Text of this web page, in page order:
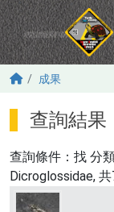
移至主內容
成果
查詢結果
查詢條件：找 分
Dicroglossidae,